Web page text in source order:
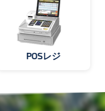
POSレジ